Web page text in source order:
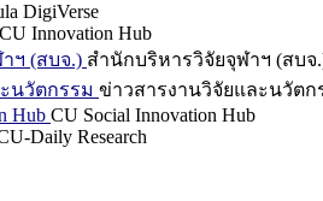
DigiVerse
CU Innovation Hub
ฯ (สบจ.) สำนักบริหารวิจัยจุฬาฯ (สบจ
นวัตกรรม ข่าวสารงานวิจัยและนวัตก
Hub CU Social Innovation Hub
Daily Research